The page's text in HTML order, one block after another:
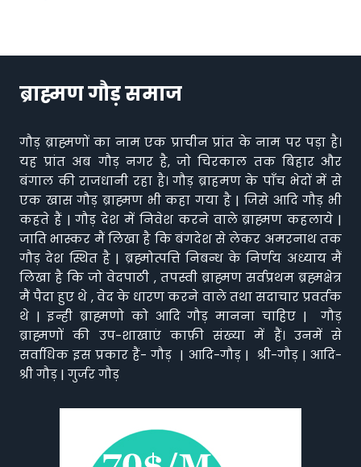
ब्राह्मण गौड़ समाज
गौड़ ब्राह्मणों का नाम एक प्राचीन प्रांत के नाम पर पड़ा है।
यह प्रांत अब गौड़ नगर है, जो चिरकाल तक बिहार और
बंगाल की राजधानी रहा है। गौड़ ब्राहमण के पाँच भेदों में से
एक खास गौड़ ब्राह्मण भी कहा गया है | जिसे आदि गौड़ भी
कहते हैं | गौड़ देश में निवेश करने वाले ब्राह्मण कहलाये |
जाति भास्कर मैं लिखा है कि बंगदेश से लेकर अमरनाथ तक
गौड़ देश स्थित है | ब्रह्मोत्पत्ति निबन्ध के निर्णय अध्याय मैं
लिखा है कि जो वेदपाठी , तपस्वी ब्राह्मण सर्वप्रथम ब्रह्मक्षेत्र
मैं पैदा हुए थे , वेद के धारण करने वाले तथा सदाचार प्रवर्तक
थे | इन्ही ब्राह्मणो को आदि गौड़ मानना चाहिए | गौड़
ब्राह्मणों की उप-शाखाएं काफ़ी संख्या में हैं। उनमें से
सर्वाधिक इस प्रकार हैं- गौड़ | आदि-गौड़ | श्री-गौड़ | आदि-
श्री गौड़ | गुर्जर गौड़